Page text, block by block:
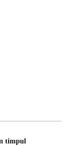
timpul